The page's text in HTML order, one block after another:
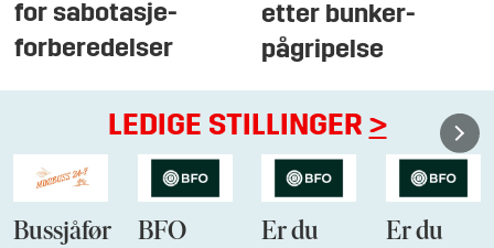
for sabotasje-
forberedelser
etter bunker-
pågripelse
LEDIGE STILLINGER >
Bussjåfør
BFO
Er du
Er du